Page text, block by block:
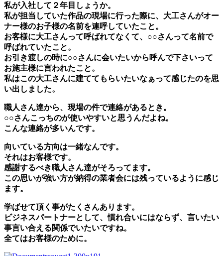
私が入社して２年目しょうか。
私が担当していた作品の現場に行った際に、大工さんがオー
ナー様のお子様の名前を連呼していたこと。
お客様に大工さんって呼ばれてなくて、○○さんって名前で
呼ばれていたこと。
お引き渡しの時に○○さんに会いたいから呼んで下さいって
お施主様に言われたこと。
私はこの大工さんに建ててもらいたいなぁって感じたのを思
い出しました。
職人さん達から、現場の件で連絡があるとき。
○○さんこっちのが使いやすいと思うんだよね。
こんな連絡が多いんです。
向いている方向は一緒なんです。
それはお客様です。
感謝するべき職人さん達がそろってます。
この思いが強い方が納得の業者会には残っているように感じ
ます。
学ばせて頂く事がたくさんあります。
ビジネスパートナーとして、慣れ合いにはならず、言いたい
事言い合える関係でいたいですね。
全てはお客様のために。